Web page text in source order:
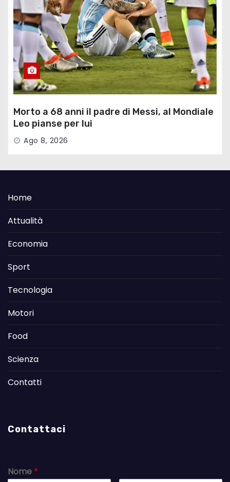
Morto a 68 anni il padre di Messi, al Mondiale
Leo pianse per lui
Ago 8, 2026
Home
Attualità
Economia
Sport
Tecnologia
Motori
Food
Scienza
Contatti
Contattaci
Nome *